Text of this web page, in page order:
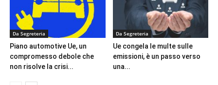
Da Segreteria
Piano automotive Ue, un
compromesso debole che
non risolve la crisi...
Da Segreteria
Ue congela le multe sulle
emissioni, è un passo verso
una...